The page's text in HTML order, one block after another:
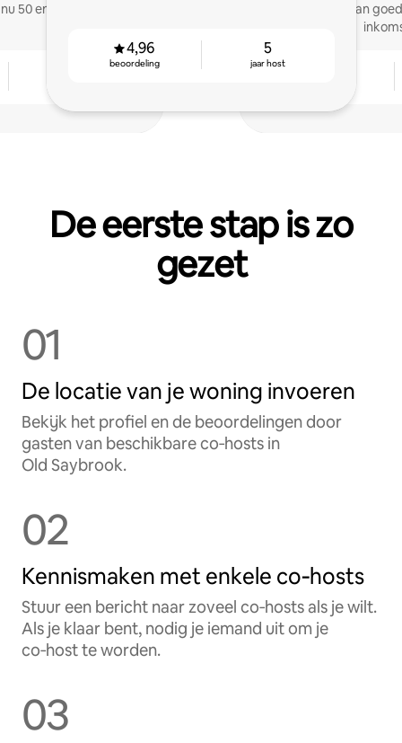
50 en groeien.
4,96
beoordeling
5
jaar host
andere hosts aan
De eerste stap is zo
gezet
01
De locatie van je woning invoeren
Bekijk het profiel en de beoordelingen door
gasten van beschikbare co‑hosts in
Old Saybrook.
02
Kennismaken met enkele co‑hosts
Stuur een bericht naar zoveel co‑hosts als je wilt.
Als je klaar bent, nodig je iemand uit om je
co‑host te worden.
03